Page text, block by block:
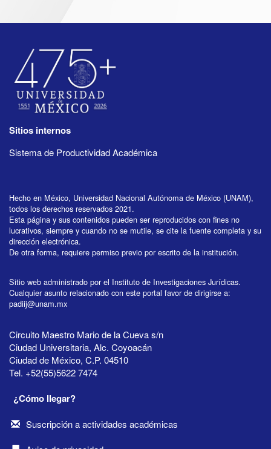
Sitios internos
Sistema de Productividad Académica
Hecho en México, Universidad Nacional Autónoma de México (UNAM),
todos los derechos reservados 2021.
Esta página y sus contenidos pueden ser reproducidos con fines no
lucrativos, siempre y cuando no se mutile, se cite la fuente completa y su
dirección electrónica.
De otra forma, requiere permiso previo por escrito de la institución.
Sitio web administrado por el Instituto de Investigaciones Jurídicas.
Cualquier asunto relacionado con este portal favor de dirigirse a:
padiij@unam.mx
Circuito Maestro Mario de la Cueva s/n
Ciudad Universitaria, Alc. Coyoacán
Ciudad de México, C.P. 04510
Tel. +52(55)5622 7474
¿Cómo llegar?
Suscripción a actividades académicas